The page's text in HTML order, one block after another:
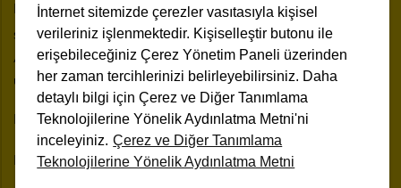
Hesabım
Siparişlerim
Adreslerim
Üyelik Bilgilerim
Mağazalar
Site Haritası
Kişisel Verilerin Korunması
İletişim
Mesafeli Satış Sözleşmesi
Kampanya Koşulları
Bizi Takip Edin
İnternet sitemizde çerezler vasıtasıyla kişisel
verileriniz işlenmektedir. Kişiselleştir butonu ile
erişebileceğiniz Çerez Yönetim Paneli üzerinden
her zaman tercihlerinizi belirleyebilirsiniz. Daha
detaylı bilgi için Çerez ve Diğer Tanımlama
Teknolojilerine Yönelik Aydınlatma Metni'ni
inceleyiniz. Çerez ve Diğer Tanımlama
Teknolojilerine Yönelik Aydınlatma Metni